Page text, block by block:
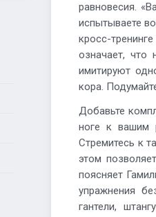
равновесия.
испытываете
кросс-
означает, что
имитируют
кора.
Добавьте
ноге к вашим
Стремитесь к
этом
поясняет
упражнения
гантели,